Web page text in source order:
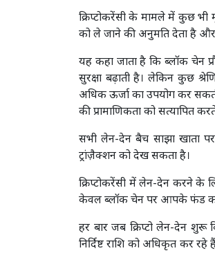
क्रिप्टोकरेंसी के मामले में कुछ भी
को ले जाने की अनुमति देता है और
यह कहा जाता है कि ब्लॉक चेन
सुरक्षा बढ़ाती है। लेकिन कुछ
अधिक ऊर्जा का उपयोग कर
की प्रामाणिकता को सत्यापित
सभी लेन-देन बैच साझा खाता
ट्रांज़ैक्शन को देख सकता है।
क्रिप्टोकरेंसी में लेन-देन करने के
केवल ब्लॉक चेन पर आपके फंड का
हर बार जब क्रिप्टो लेन-देन शुरू
निर्दिष्ट राशि को अधिकृत कर